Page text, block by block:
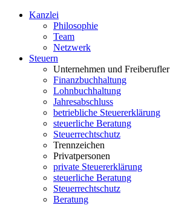
Kanzlei
Philosophie
Team
Netzwerk
Steuern
Unternehmen und Freiberufler
Finanzbuchhaltung
Lohnbuchhaltung
Jahresabschluss
betriebliche Steuererklärung
steuerliche Beratung
Steuerrechtschutz
Trennzeichen
Privatpersonen
private Steuererklärung
steuerliche Beratung
Steuerrechtschutz
Beratung